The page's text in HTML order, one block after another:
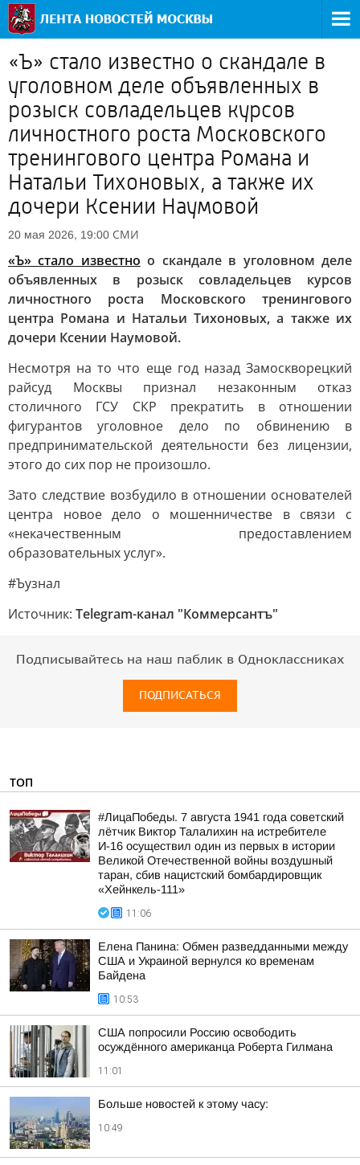
«Ъ» стало известно о скандале в
уголовном деле объявленных в
розыск совладельцев курсов
личностного роста Московского
тренингового центра Романа и
Натальи Тихоновых, а также их
дочери Ксении Наумовой
20 мая 2026, 19:00 СМИ
«Ъ» стало известно о скандале в уголовном деле
объявленных в розыск совладельцев курсов
личностного роста Московского тренингового
центра Романа и Натальи Тихоновых, а также их
дочери Ксении Наумовой.
Несмотря на то что еще год назад Замоскворецкий
райсуд Москвы признал незаконным отказ
столичного ГСУ СКР прекратить в отношении
фигурантов уголовное дело по обвинению в
предпринимательской деятельности без лицензии,
этого до сих пор не произошло.
Зато следствие возбудило в отношении основателей
центра новое дело о мошенничестве в связи с
«некачественным предоставлением
образовательных услуг».
#Ъузнал
Источник: Telegram-канал "Коммерсантъ"
Подписывайтесь на наш паблик в Одноклассниках
ПОДПИСАТЬСЯ
ТОП
#ЛицаПобеды. 7 августа 1941 года советский
лётчик Виктор Талалихин на истребителе
И-16 осуществил один из первых в истории
Великой Отечественной войны воздушный
таран, сбив нацистский бомбардировщик
«Хейнкель-111»
11:06
Елена Панина: Обмен разведданными между
США и Украиной вернулся ко временам
Байдена
10:53
США попросили Россию освободить
осуждённого американца Роберта Гилмана
11:01
Больше новостей к этому часу:
10:49